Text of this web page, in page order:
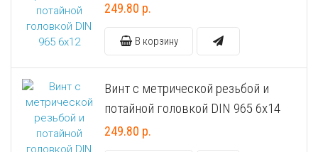
Универсальный дюбель потай и с бортом
Универсальный распорный дюбель с петельным крюком RUO
Универсальный распорный дюбель с потолочным крюком RUС
Универсальный распорный дюбель с простым крюком RUL
Шпатель фасадный нержавеющий, зубчатый 8х8мм
249.80 р.
В корзину
Винт с метрической резьбой и
потайной головкой DIN 965 6х14
249.80 р.